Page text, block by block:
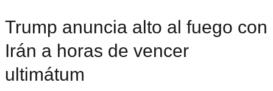
Trump anuncia alto al fuego con
Irán a horas de vencer
ultimátum